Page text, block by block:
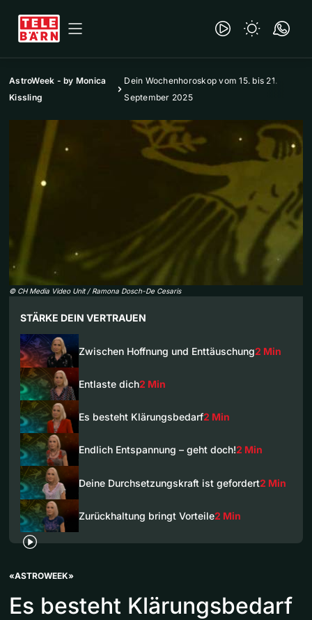
AstroWeek - by Monica
Kissling
Dein Wochenhoroskop vom 15. bis 21.
September 2025
© CH Media Video Unit / Ramona Dosch-De Cesaris
STÄRKE DEIN VERTRAUEN
Zwischen Hoffnung und Enttäuschung2 Min
Entlaste dich2 Min
Es besteht Klärungsbedarf2 Min
Endlich Entspannung – geht doch!2 Min
Deine Durchsetzungskraft ist gefordert2 Min
Zurückhaltung bringt Vorteile2 Min
«ASTROWEEK»
Es besteht Klärungsbedarf